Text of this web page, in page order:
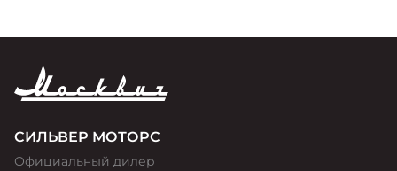
СИЛЬВЕР МОТОРС
Официальный дилер